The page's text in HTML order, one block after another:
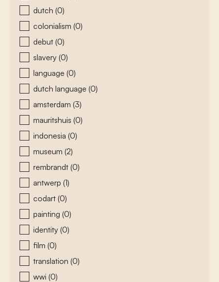
dutch (0)
colonialism (0)
debut (0)
slavery (0)
language (0)
dutch language (0)
amsterdam (3)
mauritshuis (0)
indonesia (0)
museum (2)
rembrandt (0)
antwerp (1)
codart (0)
painting (0)
identity (0)
film (0)
translation (0)
wwi (0)